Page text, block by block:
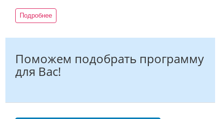
Подробнее
Поможем подобрать программу
для Вас!